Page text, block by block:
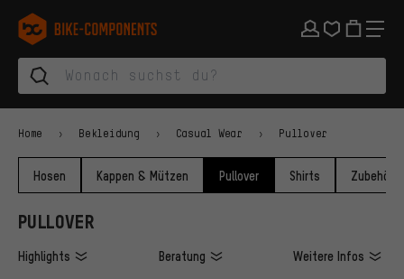
Zur Hauptnavigation springen
Zur Kategorienavigation springen
Zum Inhalt springen
Zu Marken und Newsletter springen
Zur Fußzeile springen
bike-components.de Startseite
Home Bekleidung Casual Wear Pullover
Hosen Kappen & Mützen Pullover Shirts Zubehör
PULLOVER
Highlights Beratung Weitere Infos